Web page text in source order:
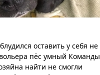
оставить у себя не
пёс умный Команды
найти не смогли